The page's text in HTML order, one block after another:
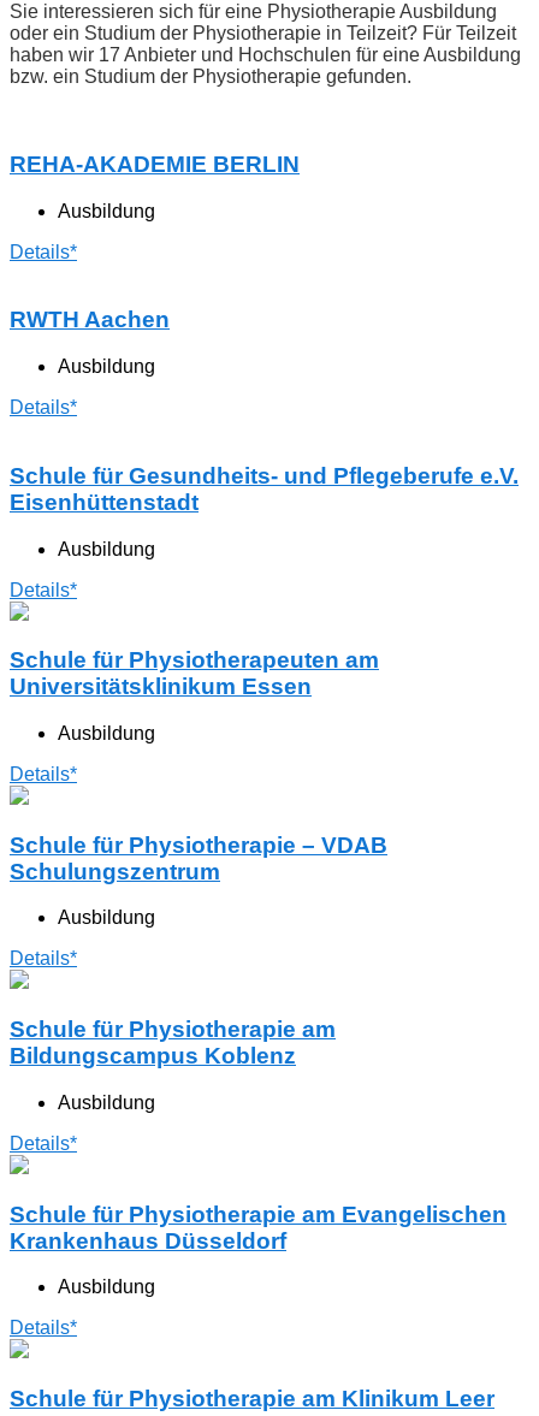
Sie interessieren sich für eine Physiotherapie Ausbildung
oder ein Studium der Physiotherapie in Teilzeit? Für Teilzeit
haben wir 17 Anbieter und Hochschulen für eine Ausbildung
bzw. ein Studium der Physiotherapie gefunden.
REHA-AKADEMIE BERLIN
Ausbildung
Details*
RWTH Aachen
Ausbildung
Details*
Schule für Gesundheits- und Pflegeberufe e.V.
Eisenhüttenstadt
Ausbildung
Details*
Schule für Physiotherapeuten am
Universitätsklinikum Essen
Ausbildung
Details*
Schule für Physiotherapie – VDAB
Schulungszentrum
Ausbildung
Details*
Schule für Physiotherapie am
Bildungscampus Koblenz
Ausbildung
Details*
Schule für Physiotherapie am Evangelischen
Krankenhaus Düsseldorf
Ausbildung
Details*
Schule für Physiotherapie am Klinikum Leer